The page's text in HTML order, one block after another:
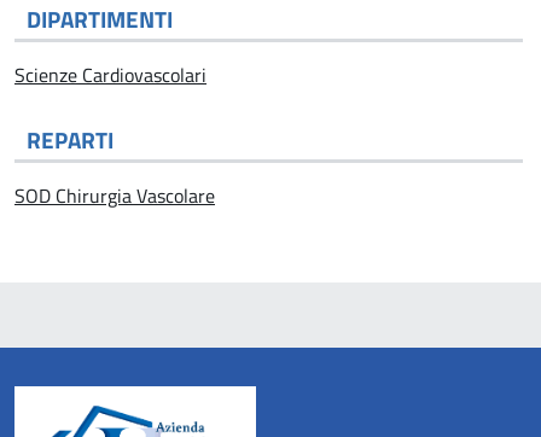
DIPARTIMENTI
Scienze Cardiovascolari
REPARTI
SOD Chirurgia Vascolare